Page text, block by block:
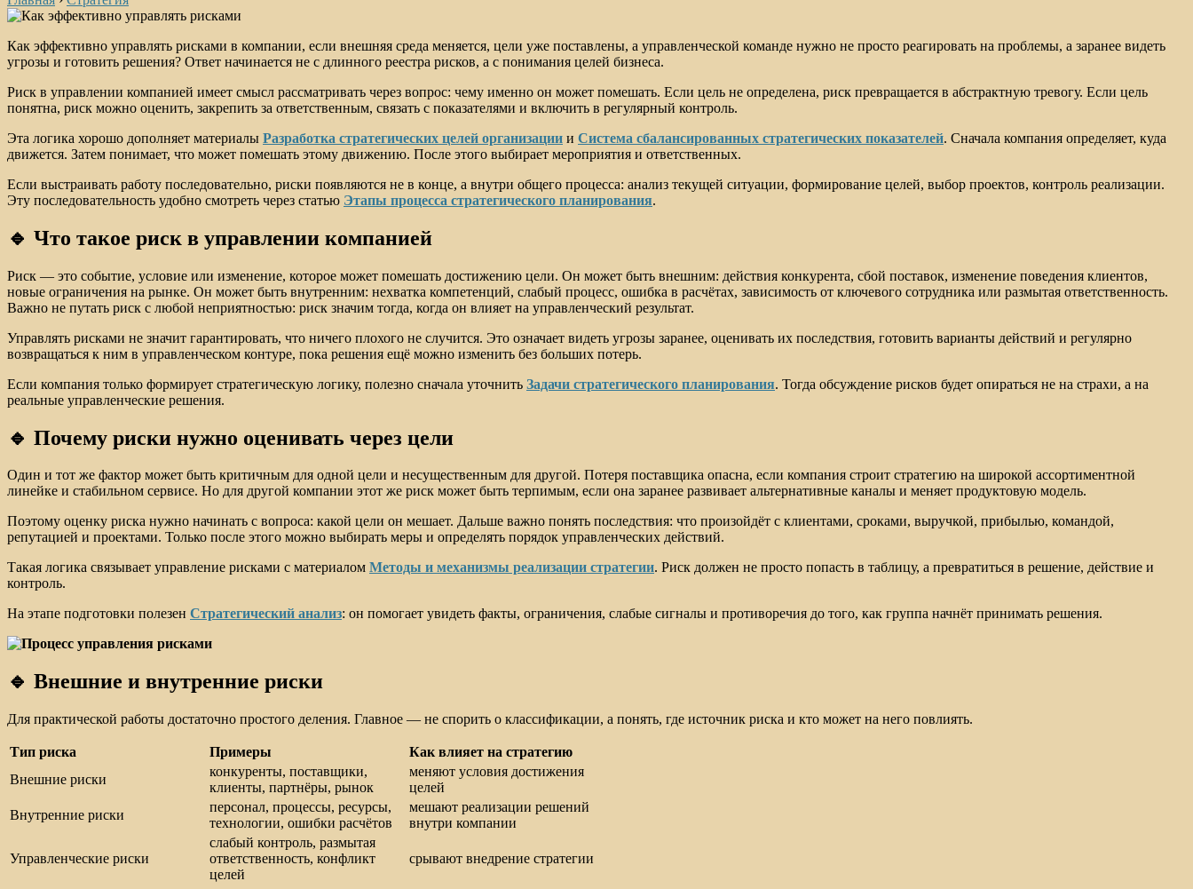
Как эффективно управлять рисками в компании, если внешняя среда меняется, цели уже поставлены, а управленческой команде нужно не просто реагировать на проблемы, а заранее видеть
угрозы и готовить решения? Ответ начинается не с длинного реестра рисков, а с понимания целей бизнеса.
Риск в управлении компанией имеет смысл рассматривать через вопрос: чему именно он может помешать. Если цель не определена, риск превращается в абстрактную тревогу. Если цель
понятна, риск можно оценить, закрепить за ответственным, связать с показателями и включить в регулярный контроль.
Эта логика хорошо дополняет материалы Разработка стратегических целей организации и Система сбалансированных стратегических показателей. Сначала компания определяет, куда
движется. Затем понимает, что может помешать этому движению. После этого выбирает мероприятия и ответственных.
Если выстраивать работу последовательно, риски появляются не в конце, а внутри общего процесса: анализ текущей ситуации, формирование целей, выбор проектов, контроль реализации.
Эту последовательность удобно смотреть через статью Этапы процесса стратегического планирования.
🔹 Что такое риск в управлении компанией
Риск — это событие, условие или изменение, которое может помешать достижению цели. Он может быть внешним: действия конкурента, сбой поставок, изменение поведения клиентов,
новые ограничения на рынке. Он может быть внутренним: нехватка компетенций, слабый процесс, ошибка в расчётах, зависимость от ключевого сотрудника или размытая ответственность.
Важно не путать риск с любой неприятностью: риск значим тогда, когда он влияет на управленческий результат.
Управлять рисками не значит гарантировать, что ничего плохого не случится. Это означает видеть угрозы заранее, оценивать их последствия, готовить варианты действий и регулярно
возвращаться к ним в управленческом контуре, пока решения ещё можно изменить без больших потерь.
Если компания только формирует стратегическую логику, полезно сначала уточнить Задачи стратегического планирования. Тогда обсуждение рисков будет опираться не на страхи, а на
реальные управленческие решения.
🔹 Почему риски нужно оценивать через цели
Один и тот же фактор может быть критичным для одной цели и несущественным для другой. Потеря поставщика опасна, если компания строит стратегию на широкой ассортиментной
линейке и стабильном сервисе. Но для другой компании этот же риск может быть терпимым, если она заранее развивает альтернативные каналы и меняет продуктовую модель.
Поэтому оценку риска нужно начинать с вопроса: какой цели он мешает. Дальше важно понять последствия: что произойдёт с клиентами, сроками, выручкой, прибылью, командой,
репутацией и проектами. Только после этого можно выбирать меры и определять порядок управленческих действий.
Такая логика связывает управление рисками с материалом Методы и механизмы реализации стратегии. Риск должен не просто попасть в таблицу, а превратиться в решение, действие и
контроль.
На этапе подготовки полезен Стратегический анализ: он помогает увидеть факты, ограничения, слабые сигналы и противоречия до того, как группа начнёт принимать решения.
🔹 Внешние и внутренние риски
Для практической работы достаточно простого деления. Главное — не спорить о классификации, а понять, где источник риска и кто может на него повлиять.
Тип риска Примеры
Как влияет на стратегию
Внешние риски
конкуренты, поставщики,
клиенты, партнёры, рынок
меняют условия достижения
целей
Внутренние риски
персонал, процессы, ресурсы,
технологии, ошибки расчётов
мешают реализации решений
внутри компании
Управленческие риски
слабый контроль, размытая
ответственность, конфликт
целей
срывают внедрение стратегии